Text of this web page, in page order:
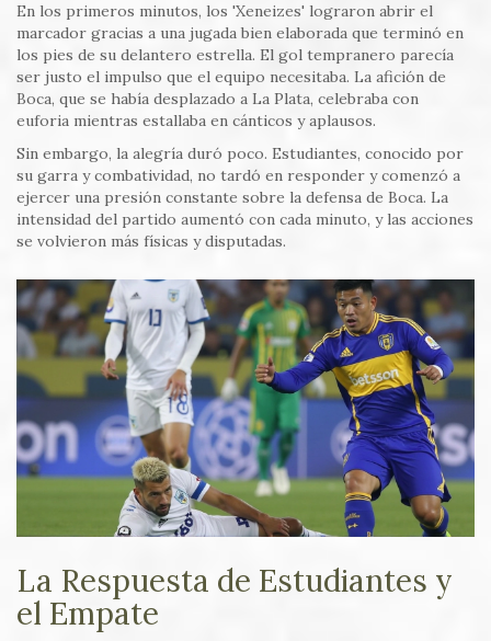
En los primeros minutos, los 'Xeneizes' lograron abrir el
marcador gracias a una jugada bien elaborada que terminó en
los pies de su delantero estrella. El gol tempranero parecía
ser justo el impulso que el equipo necesitaba. La afición de
Boca, que se había desplazado a La Plata, celebraba con
euforia mientras estallaba en cánticos y aplausos.
Sin embargo, la alegría duró poco. Estudiantes, conocido por
su garra y combatividad, no tardó en responder y comenzó a
ejercer una presión constante sobre la defensa de Boca. La
intensidad del partido aumentó con cada minuto, y las acciones
se volvieron más físicas y disputadas.
La Respuesta de Estudiantes y
el Empate